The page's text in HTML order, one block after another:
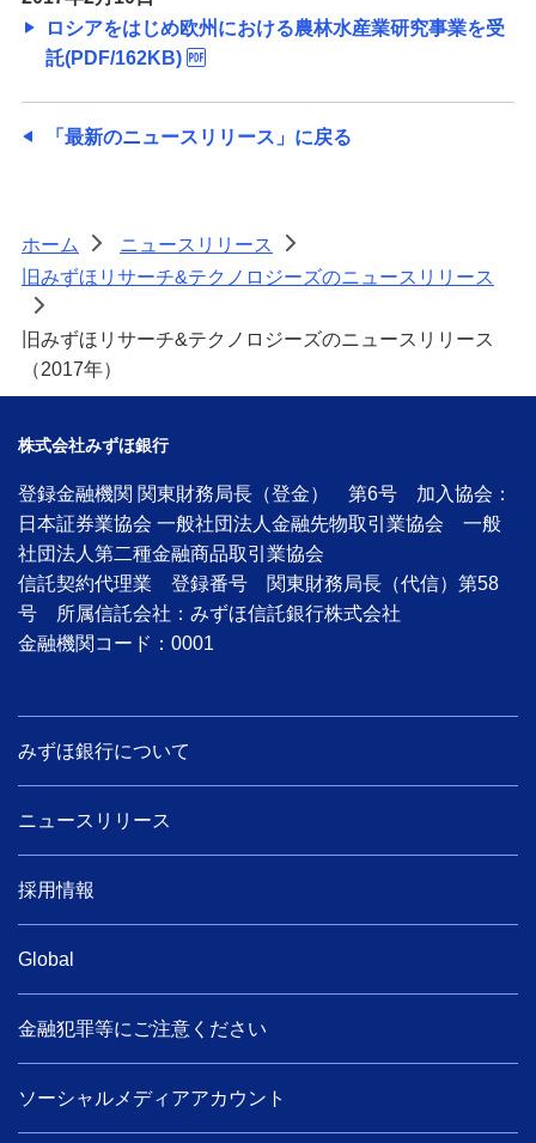
ロシアをはじめ欧州における農林水産業研究事業を受
託(PDF/162KB)
「最新のニュースリリース」に戻る
ホーム > ニュースリリース
>
旧みずほリサーチ&テクノロジーズのニュースリリース
>
旧みずほリサーチ&テクノロジーズのニュースリリース
（2017年）
株式会社みずほ銀行
登録金融機関 関東財務局長（登金） 第6号 加入協会：
日本証券業協会 一般社団法人金融先物取引業協会 一般
社団法人第二種金融商品取引業協会
信託契約代理業 登録番号 関東財務局長（代信）第58
号 所属信託会社：みずほ信託銀行株式会社
金融機関コード：0001
みずほ銀行について
ニュースリリース
採用情報
Global
金融犯罪等にご注意ください
ソーシャルメディアアカウント